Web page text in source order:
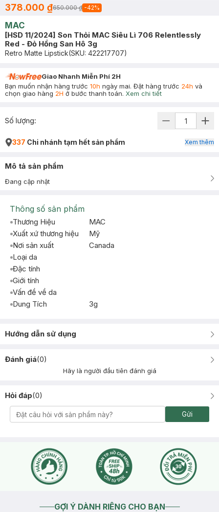
378.000 ₫650.000 ₫ -42%
MAC
[HSD 11/2024] Son Thỏi MAC Siêu Lì 706 Relentlessly
Red - Đỏ Hồng San Hô 3g
Retro Matte Lipstick(SKU: 422217707)
Giao Nhanh Miễn Phí 2H
Bạn muốn nhận hàng trước 10h ngày mai. Đặt hàng trước 24h và
chọn giao hàng 2H ở bước thanh toán. Xem chi tiết
Số lượng:
337 Chi nhánh tạm hết sản phẩm Xem thêm
Mô tả sản phẩm
Đang cập nhật
Thông số sản phẩm
Thương Hiệu
MAC
Xuất xứ thương hiệu
Mỹ
Nơi sản xuất
Canada
Loại da
Đặc tính
Giới tính
Vấn đề về da
Dung Tích
3g
Hướng dẫn sử dụng
Đánh giá(0)
Hãy là người đầu tiên đánh giá
Hỏi đáp(0)
Gửi
GỢI Ý DÀNH RIÊNG CHO BẠN